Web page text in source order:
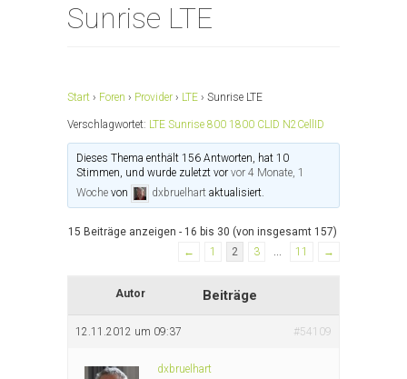
Sunrise LTE
Start › Foren › Provider › LTE › Sunrise LTE
Verschlagwortet: LTE Sunrise 800 1800 CLID N2CellID
Dieses Thema enthält 156 Antworten, hat 10
Stimmen, und wurde zuletzt vorvor 4 Monate, 1
Woche von dxbruelhart aktualisiert.
15 Beiträge anzeigen - 16 bis 30 (von insgesamt 157)
←
1 2 3 11 →
Autor Beiträge
12.11.2012 um 09:37 #54109
dxbruelhart